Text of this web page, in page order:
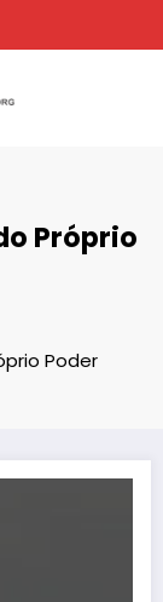
Próprio
Poder